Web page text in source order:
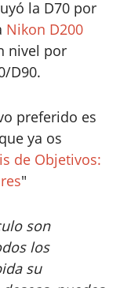
la D70 por
Nikon D200
nivel por
D90.
preferido es
ya os
de Objetivos:
"
son
los
su